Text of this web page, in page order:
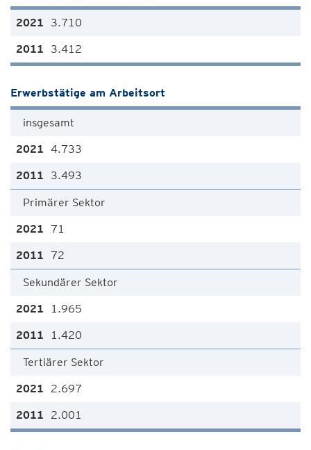
3.710
3.412
Erwerbstätige am Arbeitsort
insgesamt
4.733
3.493
Primärer Sektor
71
72
Sekundärer Sektor
1.965
1.420
Tertiärer Sektor
2.697
2.001